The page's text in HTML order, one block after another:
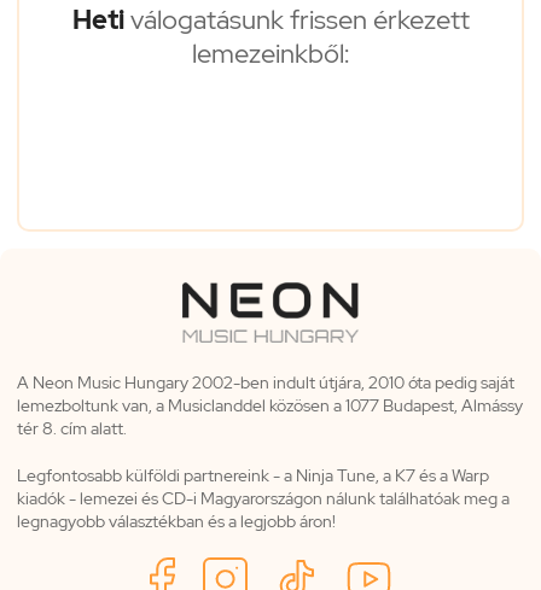
Hetiválogatásunk frissen érkezett
lemezeinkből:
A Neon Music Hungary 2002-ben indult útjára, 2010 óta pedig saját
lemezboltunk van, a Musiclanddel közösen a 1077 Budapest, Almássy
tér 8. cím alatt.
Legfontosabb külföldi partnereink - a Ninja Tune, a K7 és a Warp
kiadók - lemezei és CD-i Magyarországon nálunk találhatóak meg a
legnagyobb választékban és a legjobb áron!